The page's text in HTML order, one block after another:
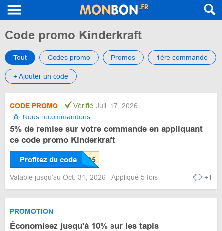
Code promo Kinderkraft
Tout Codes promo Promos 1ère commande
+ Ajouter un code
CODE PROMO Vérifié Juil. 17, 2026
Nous recommandons
5% de remise sur votre commande en appliquant
ce code promo Kinderkraft
Profitez du code
Valable jusqu’au Oct. 31, 2026 Appliqué 5 fois +1
PROMOTION
Économisez jusqu'à 10% sur les tapis